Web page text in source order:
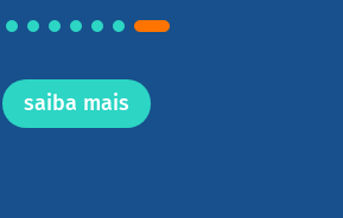
saiba mais